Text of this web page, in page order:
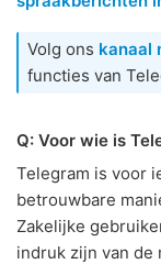
Volg ons kanaal
functies van
Q: Voor wie is
Telegram is voor
betrouwbare
Zakelijke
indruk zijn van de